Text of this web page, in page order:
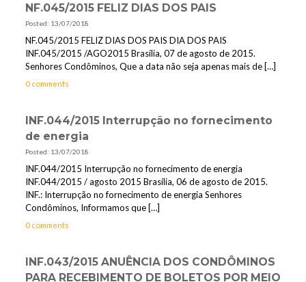
NF.045/2015 FELIZ DIAS DOS PAIS
Posted: 13/07/2018
NF.045/2015 FELIZ DIAS DOS PAIS DIA DOS PAIS
INF.045/2015 /AGO2015 Brasília, 07 de agosto de 2015.
Senhores Condôminos, Que a data não seja apenas mais de[…]
0 comments
INF.044/2015 Interrupção no fornecimento
de energia
Posted: 13/07/2018
INF.044/2015 Interrupção no fornecimento de energia
INF.044/2015 / agosto 2015 Brasília, 06 de agosto de 2015.
INF.: Interrupção no fornecimento de energia Senhores
Condôminos, Informamos que[…]
0 comments
INF.043/2015 ANUÊNCIA DOS CONDÔMINOS
PARA RECEBIMENTO DE BOLETOS POR MEIO